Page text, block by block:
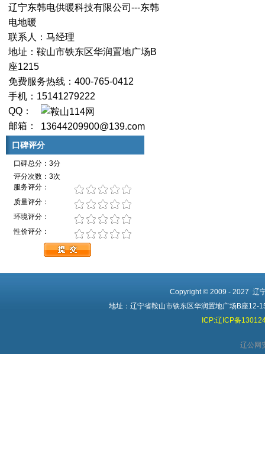
辽宁东韩电供暖科技有限公司---东韩
电地暖
联系人：马经理
地址：鞍山市铁东区华润置地广场B
座1215
免费服务热线：400-765-0412
手机：15141279222
QQ：
邮箱：
13644209900@139.com
口碑评分
口碑总分：3分
评分次数：3次
服务评分：
质量评分：
环境评分：
性价评分：
Copyright © 2009 - 2027 辽
地址：辽宁省鞍山市铁东区华润置地广场B座
ICP:辽ICP备
辽公网